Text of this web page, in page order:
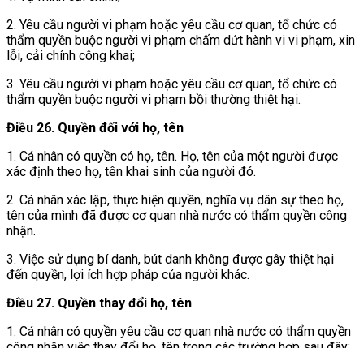
2. Yêu cầu người vi phạm hoặc yêu cầu cơ quan, tổ chức có
thẩm quyền buộc người vi phạm chấm dứt hành vi vi phạm, xin
lỗi, cải chính công khai;
3. Yêu cầu người vi phạm hoặc yêu cầu cơ quan, tổ chức có
thẩm quyền buộc người vi phạm bồi thường thiệt hại.
Điều 26. Quyền đối với họ, tên
1. Cá nhân có quyền có họ, tên. Họ, tên của một người được
xác định theo họ, tên khai sinh của người đó.
2. Cá nhân xác lập, thực hiện quyền, nghĩa vụ dân sự theo họ,
tên của mình đã được cơ quan nhà nước có thẩm quyền công
nhận.
3. Việc sử dụng bí danh, bút danh không được gây thiệt hại
đến quyền, lợi ích hợp pháp của người khác.
Điều 27. Quyền thay đổi họ, tên
1. Cá nhân có quyền yêu cầu cơ quan nhà nước có thẩm quyền